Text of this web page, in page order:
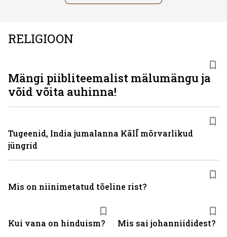
RELIGIOON
Kui vana on hinduism? Mis sai johanniididest?
Mängi piibliteemalist mälumängu ja
võid võita auhinna!
Tugeenid, India jumalanna KālĪ mõrvarlikud
jüngrid
Mis on niinimetatud tõeline rist?